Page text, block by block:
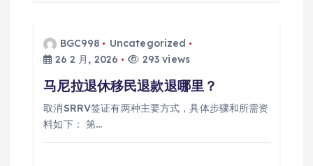
BGC998
Uncategorized
26 2 月, 2026
293 views
马尼拉退休移民退款退哪里？
取消SRRV签证有两种主要方式，具体步骤和所需资
料如下： 第…